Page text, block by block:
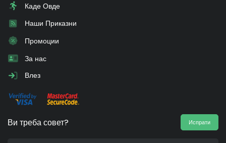
Каде Овде
Наши Приказни
Промоции
За нас
Влез
Ви треба совет? Испрати